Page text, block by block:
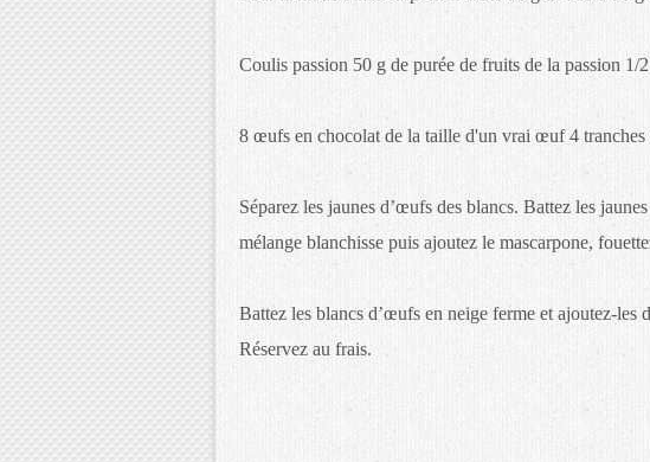
Coulis passion 50 g de purée de fruits de la passion 1/
8 œufs en chocolat de la taille d'un vrai œuf 4 tranches
Séparez les jaunes d’œufs des blancs. Battez les
mélange blanchisse puis ajoutez le mascarpone,
Battez les blancs d’œufs en neige ferme et ajoutez-les
Réservez au frais.